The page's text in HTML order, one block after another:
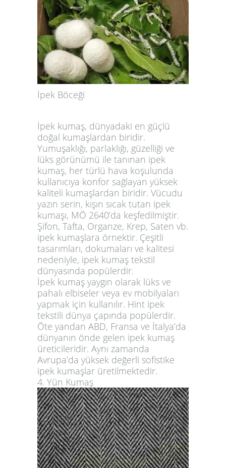
İpek Böceği
İpek kumaş, dünyadaki en güçlü
doğal kumaşlardan biridir.
Yumuşaklığı, parlaklığı, güzelliği ve
lüks görünümü ile tanınan ipek
kumaş, her türlü hava koşulunda
kullanıcıya konfor sağlayan yüksek
kaliteli kumaşlardan biridir. Vücudu
yazın serin, kışın sıcak tutan ipek
kumaşı, MÖ 2640’da keşfedilmiştir.
Şifon, Tafta, Organze, Krep, Saten vb.
ipek kumaşlara örnektir. Çeşitli
tasarımları, dokumaları ve kalitesi
nedeniyle, ipek kumaş tekstil
dünyasında popülerdir.
İpek kumaş yaygın olarak lüks ve
pahalı elbiseler veya ev mobilyaları
yapmak için kullanılır. Hint ipek
tekstili dünya çapında popülerdir.
Öte yandan ABD, Fransa ve İtalya’da
dünyanın önde gelen ipek kumaş
üreticileridir. Aynı zamanda
Avrupa’da yüksek değerli sofistike
ipek kumaşlar üretilmektedir.
4. Yün Kumaş